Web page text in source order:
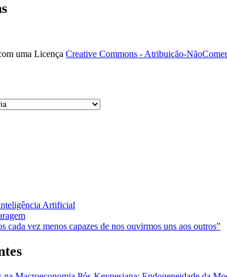
uma Licença Creative Commons - Atribuição-
Artificial
cada vez menos capazes de nos ouvirmos uns aos outros”